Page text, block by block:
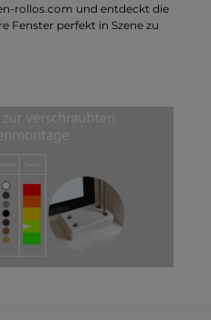
rollos.com und entdeckt die
Fenster perfekt in Szene zu